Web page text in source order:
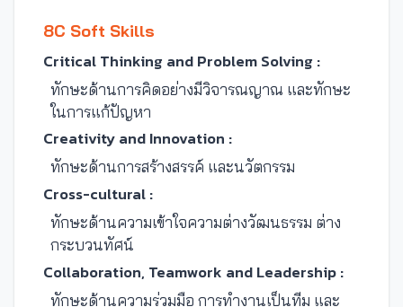
8C Soft Skills
Critical Thinking and Problem Solving :
ทักษะด้านการคิดอย่างมีวิจารณญาณ และทักษะ
ในการแก้ปัญหา
Creativity and Innovation :
ทักษะด้านการสร้างสรรค์ และนวัตกรรม
Cross-cultural :
ทักษะด้านความเข้าใจความต่างวัฒนธรรม ต่าง
กระบวนทัศน์
Collaboration, Teamwork and Leadership :
ทักษะด้านความร่วมมือ การทำงานเป็นทีม และ